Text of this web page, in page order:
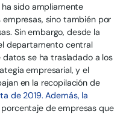
sido ampliamente
sino también por
Sin embargo, desde la
departamento central
se ha trasladado a los
empresarial, y el
en la recopilación de
de 2019. Además, la
de empresas que